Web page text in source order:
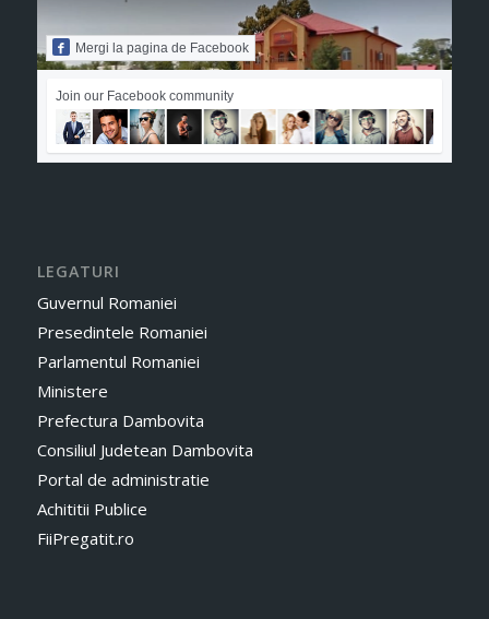
Mergi la pagina de Facebook
Join our Facebook community
LEGATURI
Guvernul Romaniei
Presedintele Romaniei
Parlamentul Romaniei
Ministere
Prefectura Dambovita
Consiliul Judetean Dambovita
Portal de administratie
Achititii Publice
FiiPregatit.ro